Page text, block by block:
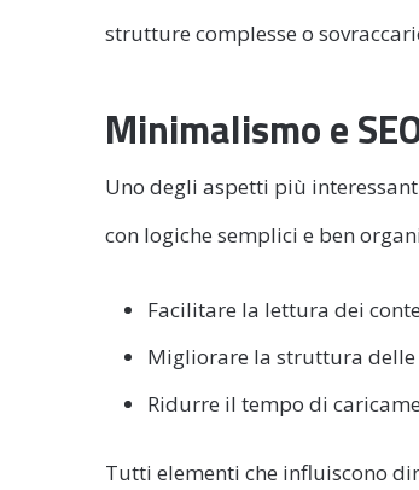
strutture complesse o
Minimalismo e
Uno degli aspetti più
con logiche semplici e ben
Facilitare la lettura dei
Migliorare la struttura delle
Ridurre il tempo di
Tutti elementi che influiscono